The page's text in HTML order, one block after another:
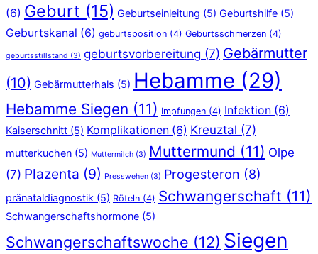
(6) Geburt (15) Geburtseinleitung (5) Geburtshilfe (5)
Geburtskanal (6) geburtsposition (4) Geburtsschmerzen (4)
geburtsstillstand (3) geburtsvorbereitung (7) Gebärmutter
(10) Gebärmutterhals (5) Hebamme (29)
Hebamme Siegen (11) Impfungen (4) Infektion (6)
Kaiserschnitt (5) Komplikationen (6) Kreuztal (7)
mutterkuchen (5) Muttermilch (3) Muttermund (11) Olpe
(7) Plazenta (9) Presswehen (3) Progesteron (8)
pränataldiagnostik (5) Röteln (4) Schwangerschaft (11)
Schwangerschaftshormone (5)
Schwangerschaftswoche (12) Siegen